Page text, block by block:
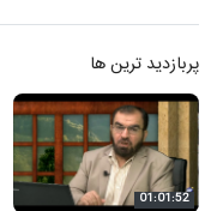
پربازدید ترین ها
01:01:52